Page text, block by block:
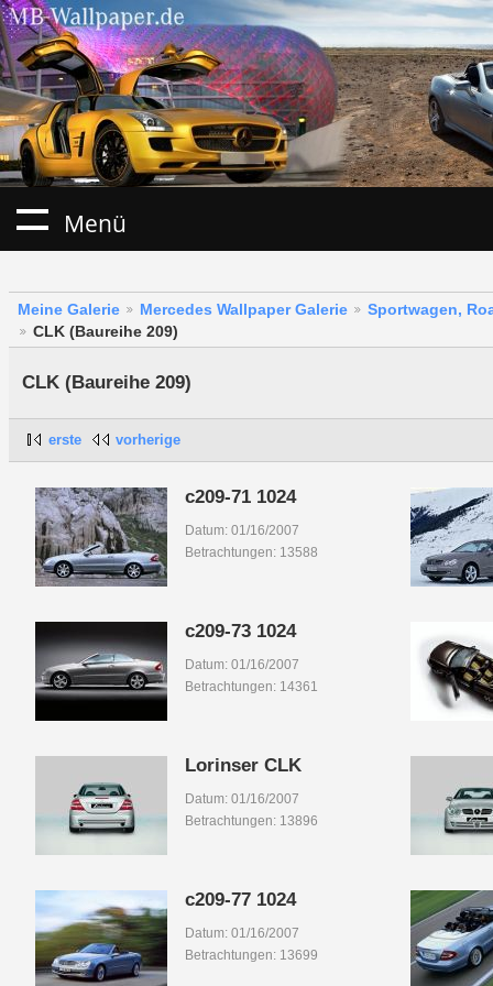
Menü
Meine Galerie Mercedes Wallpaper Galerie
Sportwagen,
CLK (Baureihe 209)
CLK (Baureihe 209)
erste vorherige
c209-71 1024
Datum: 01/16/2007
Betrachtungen: 13588
c209-73 1024
Datum: 01/16/2007
Betrachtungen: 14361
Lorinser CLK
Datum: 01/16/2007
Betrachtungen: 13896
c209-77 1024
Datum: 01/16/2007
Betrachtungen: 13699